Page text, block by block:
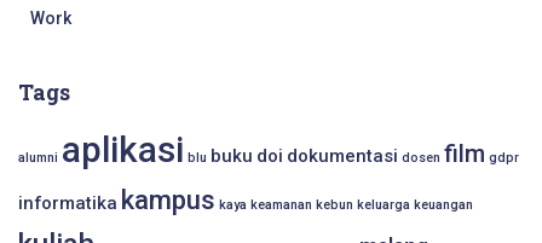
Work
Tags
alumni aplikasi blu buku doi dokumentasi dosen film gdpr
informatika kampus kaya keamanan kebun keluarga keuangan